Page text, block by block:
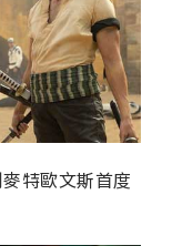
特歐文斯首度